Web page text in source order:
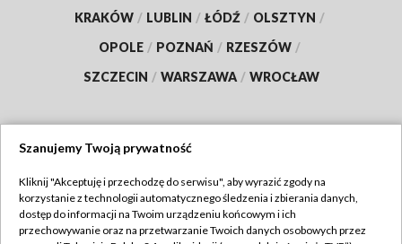
KRAKÓW / LUBLIN / ŁÓDŹ / OLSZTYN /
OPOLE / POZNAŃ / RZESZÓW /
SZCZECIN / WARSZAWA / WROCŁAW
TVP
Abonament TVP
Regulamin TVP
Szanujemy Twoją prywatność
Kliknij "Akceptuję i przechodzę do serwisu", aby wyrazić zgody na
korzystanie z technologii automatycznego śledzenia i zbierania danych,
dostęp do informacji na Twoim urządzeniu końcowym i ich
przechowywanie oraz na przetwarzanie Twoich danych osobowych przez